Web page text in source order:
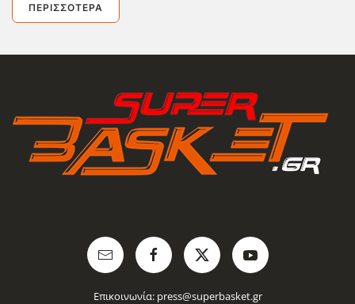
ΠΕΡΙΣΣΌΤΕΡΑ
Επικοινωνία: press@superbasket.gr